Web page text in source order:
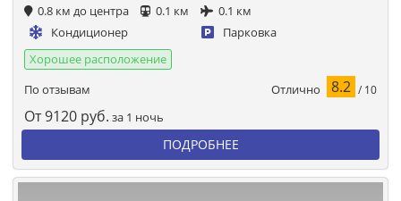
0.8 км до центра 0.1 км
0.1 км
Кондиционер
Парковка
Хорошее расположение
По отзывам
Отлично 8.2 / 10
От9120 руб. за 1 ночь
ПОДРОБНЕЕ